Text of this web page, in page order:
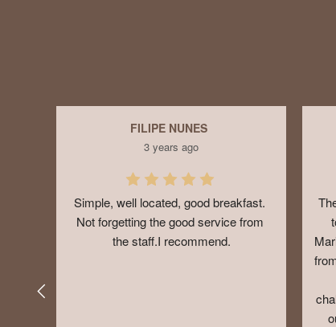
FILIPE NUNES
3 years ago
Simple, well located, good breakfast.
Not forgetting the good service from
the staff.I recommend.